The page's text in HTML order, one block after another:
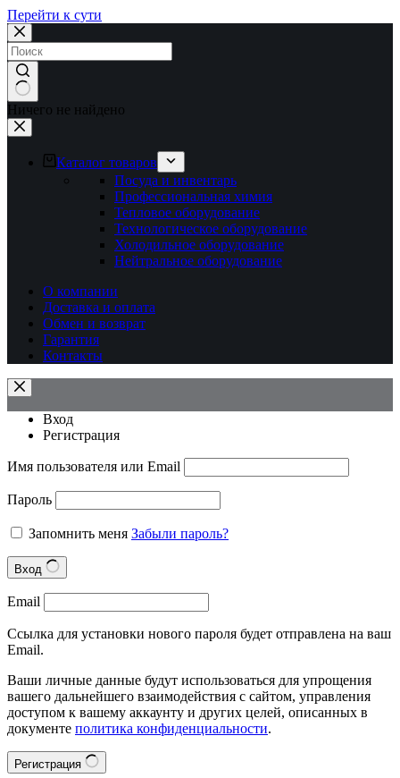
Перейти к сути
Ничего не найдено
Каталог товаров
Посуда и инвентарь
Профессиональная химия
Тепловое оборудование
Технологическое оборудование
Холодильное оборудование
Нейтральное оборудование
О компании
Доставка и оплата
Обмен и возврат
Гарантия
Контакты
Вход
Регистрация
Имя пользователя или Email
Пароль
Запомнить меня Забыли пароль?
Вход
Email
Ссылка для установки нового пароля будет отправлена на ваш
Email.
Ваши личные данные будут использоваться для упрощения
вашего дальнейшего взаимодействия с сайтом, управления
доступом к вашему аккаунту и других целей, описанных в
документе политика конфиденциальности.
Регистрация